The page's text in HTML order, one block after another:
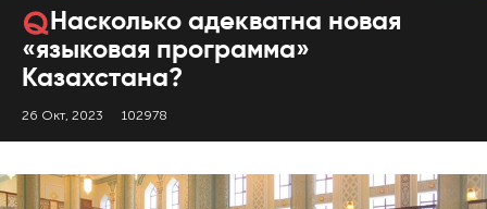
Насколько адекватна новая
«языковая программа»
Казахстана?
26 Окт, 2023 102978